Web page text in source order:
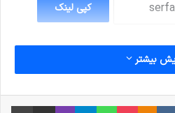
کپی لینک
بیشتر
‫VKontakte
‫Odnoklassniki
پاکتواتس آپ تلگراموایبر اشتراک گذاری از طریق ایمیل